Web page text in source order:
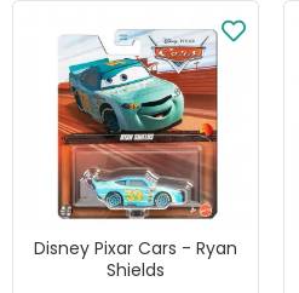
Disney Pixar Cars - Ryan
Shields